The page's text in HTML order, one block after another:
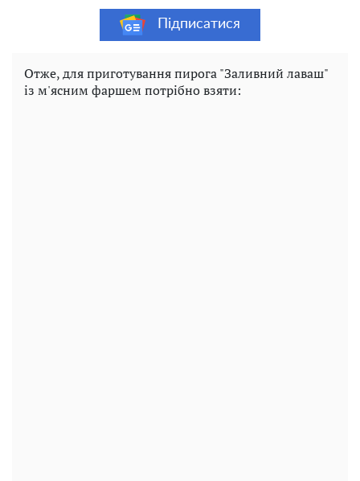
Підписатися
Отже, для приготування пирога "Заливний лаваш"
із м'ясним фаршем потрібно взяти: